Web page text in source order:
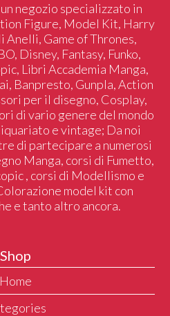
negozio specializzato in
Figure, Model Kit, Harry
Anelli, Game of Thrones,
Disney, Fantasy, Funko,
Libri Accademia Manga,
Banpresto, Gunpla, Action
per il disegno, Cosplay,
di vario genere del mondo
e vintage; Da noi
di partecipare a numerosi
Manga, corsi di Fumetto,
, corsi di Modellismo e
model kit con
e tanto altro ancora.
Shop
Home